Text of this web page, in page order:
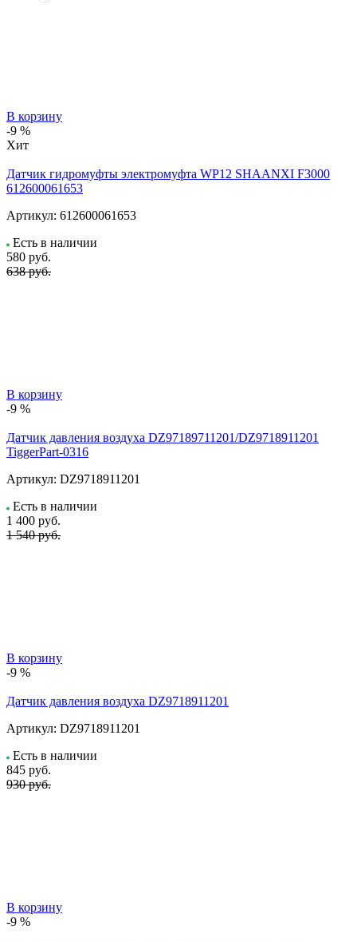
В корзину
-9 %
Хит
Датчик гидромуфты электромуфта WP12 SHAANXI F3000
612600061653
Артикул: 612600061653
Есть в наличии
580 руб.
638 руб.
В корзину
-9 %
Датчик давления воздуха DZ97189711201/DZ9718911201
TiggerPart-0316
Артикул: DZ9718911201
Есть в наличии
1 400 руб.
1 540 руб.
В корзину
-9 %
Датчик давления воздуха DZ9718911201
Артикул: DZ9718911201
Есть в наличии
845 руб.
930 руб.
В корзину
-9 %